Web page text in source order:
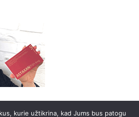
kurie užtikrina, kad Jums bus patogu